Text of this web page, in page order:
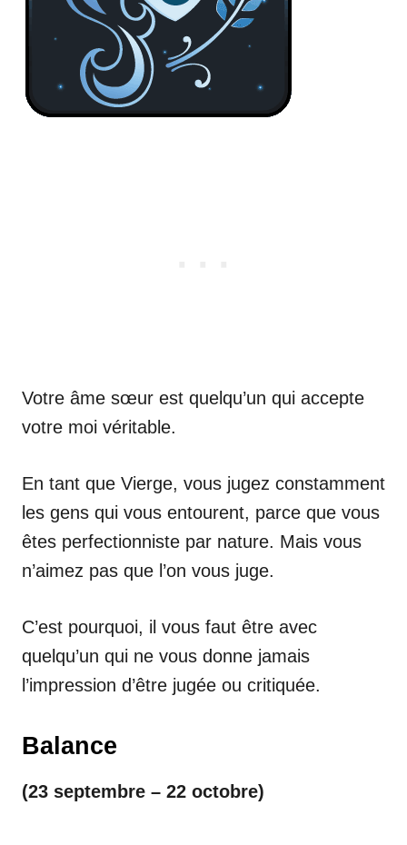
Votre âme sœur est quelqu’un qui accepte
votre moi véritable.
En tant que Vierge, vous jugez constamment
les gens qui vous entourent, parce que vous
êtes perfectionniste par nature. Mais vous
n’aimez pas que l’on vous juge.
C’est pourquoi, il vous faut être avec
quelqu’un qui ne vous donne jamais
l’impression d’être jugée ou critiquée.
Balance
(23 septembre – 22 octobre)